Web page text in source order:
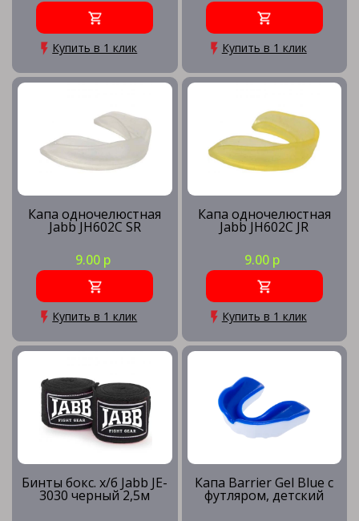
Купить в 1 клик Купить в 1 клик
Капа одночелюстная
Jabb JH602C SR
9.00 р
Купить в 1 клик
Капа одночелюстная
Jabb JH602C JR
9.00 р
Купить в 1 клик
Бинты бокс. х/б Jabb JE-
3030 черный 2,5м
Капа Barrier Gel Blue с
футляром, детский